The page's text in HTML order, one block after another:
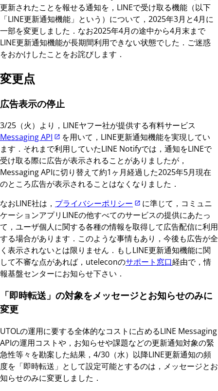
更新されたことを報せる通知を，LINEで受け取る機能（以下
「LINE更新通知機能」という）について，2025年3月と4月に
一部を変更しました．なお2025年4月の途中から4月末まで
LINE更新通知機能が長期間利用できない状態でした．ご迷惑
をおかけしたことをお詫びします．
変更点
広告表示の停止
3/25（火）より，LINEヤフー社が提供する有料サービス
Messaging API
を用いて，LINE更新通知機能を実現してい
ます．それまで利用していたLINE Notifyでは，通知をLINEで
受け取る際に広告が表示されることがありましたが，
Messaging APIに切り替えて約1ヶ月経過した2025年5月現在
のところ広告が表示されることはなくなりました．
なおLINE社は， プライバシーポリシー
に準じて，コミュニ
ケーションアプリLINEの他すべてのサービスの提供にあたっ
て，ユーザ個人に関する各種の情報を取得して広告配信に利用
する場合があります．このような事情もあり，今後も広告が全
く表示されないとは限りません．もしLINE更新通知機能に関
して不審な点があれば，uteleconのサポート窓口経由で，情
報基盤センターにお知らせ下さい．
「即時転送」の対象をメッセージとお知らせのみに
変更
UTOLの運用に要する全体的なコストに占めるLINE Messaging
APIの運用コストや，お知らせや課題などの更新通知対象の緊
急性等々を勘案した結果，4/30（水）以降LINE更新通知の頻
度を「即時転送」として設定可能とするのは，メッセージとお
知らせのみに変更しました．